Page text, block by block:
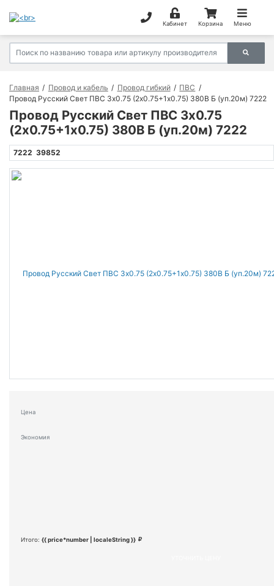
Кабинет Корзина Меню
Главная Провод и кабель Провод гибкий
ПВС
Провод Русский Свет ПВС 3х0.75 (2х0.75+1х0.75) 380В Б (уп.20м) 7222
Провод Русский Свет ПВС 3х0.75
(2х0.75+1х0.75) 380В Б (уп.20м) 7222
7222 39852
Цена
Экономия
Итого: {{ price*number | localeString }}